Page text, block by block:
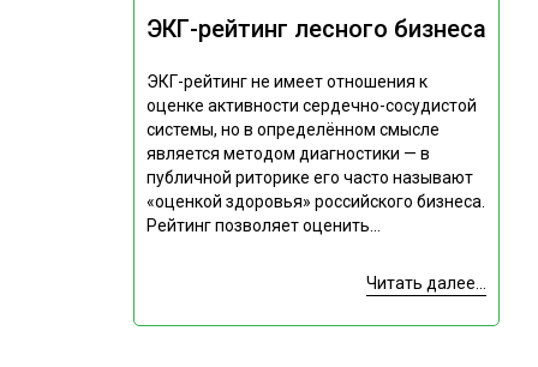
ЭКГ-рейтинг лесного бизнеса
ЭКГ-рейтинг не имеет отношения к
оценке активности сердечно-сосудистой
системы, но в определённом смысле
является методом диагностики — в
публичной риторике его часто называют
«оценкой здоровья» российского бизнеса.
Рейтинг позволяет оценить...
Читать далее...